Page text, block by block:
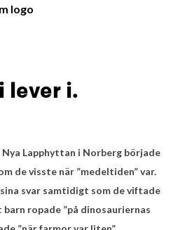
lever i.
Nya Lapphyttan i Norberg började
de visste när ”medeltiden” var.
svar samtidigt som de viftade
ropade ”på dinosauriernas